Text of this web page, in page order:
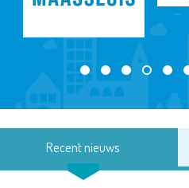
Recent nieuws